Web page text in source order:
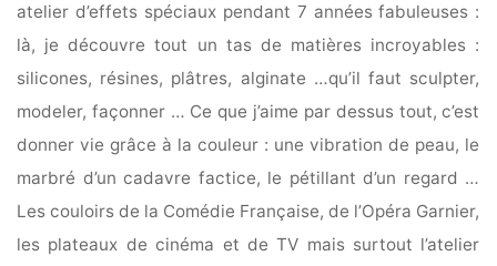
atelier d’effets spéciaux pendant 7 années fabuleuses :
là, je découvre tout un tas de matières incroyables :
silicones, résines, plâtres, alginate …qu’il faut sculpter,
modeler, façonner … Ce que j’aime par dessus tout, c’est
donner vie grâce à la couleur : une vibration de peau, le
marbré d’un cadavre factice, le pétillant d’un regard …
Les couloirs de la Comédie Française, de l’Opéra Garnier,
les plateaux de cinéma et de TV mais surtout l’atelier